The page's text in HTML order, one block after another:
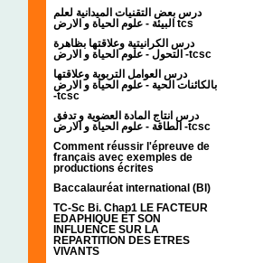
درس بعض التقنيات الميدانية لعلم
البيئة - علوم الحياة و الارض tcs
درس الكرانيتية وعلاقتها بظاهرة
التحول - علوم الحياة و الارض -tcsc
درس العوامل التربوية وعلاقتها
بالكائنات الحية - علوم الحياة و الارض
-tcsc
درس انتاج المادة العضوية و تدفق
الطاقة - علوم الحياة و الارض -tcsc
Comment réussir l'épreuve de
français avec exemples de
productions écrites
Baccalauréat international (BI)
TC-Sc Bi. Chap1 LE FACTEUR
EDAPHIQUE ET SON
INFLUENCE SUR LA
REPARTITION DES ETRES
VIVANTS